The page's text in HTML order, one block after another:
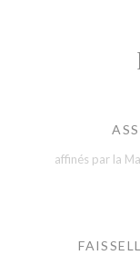
affinés par la